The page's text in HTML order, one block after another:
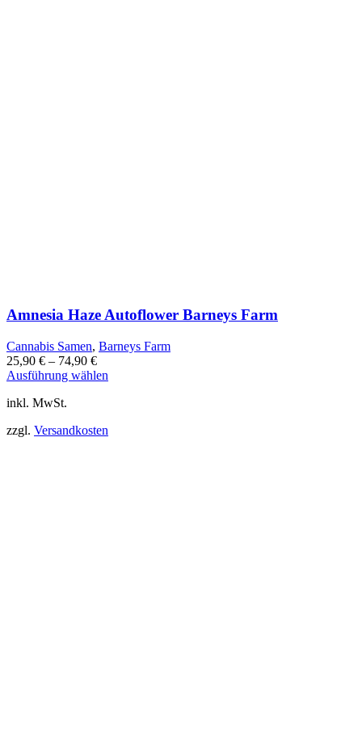
Amnesia Haze Autoflower Barneys Farm
Cannabis Samen, Barneys Farm
25,90 € – 74,90 €
Ausführung wählen
Varianten
inkl. MwSt.
zzgl. Versandkosten